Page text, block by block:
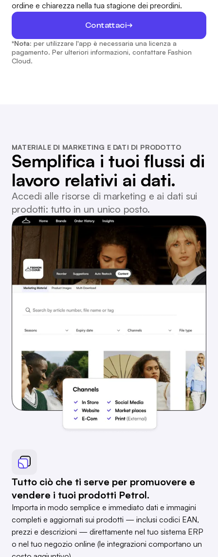
ordine e chiarezza nella tua stagione dei preordini.
Contattaci
*Nota: per utilizzare l'app è necessaria una licenza a
pagamento. Per ulteriori informazioni, contattare Fashion
Cloud.
MATERIALE DI MARKETING E DATI DI PRODOTTO
Semplifica i tuoi flussi di
lavoro relativi ai dati.
Accedi alle risorse di marketing e ai dati sui
prodotti: tutto in un unico posto.
Tutto ciò che ti serve per promuovere e
vendere i tuoi prodotti Petrol.
Importa in modo semplice e immediato dati e immagini
completi e aggiornati sui prodotti — inclusi codici EAN,
prezzi e descrizioni — direttamente nel tuo sistema ERP
o nel tuo negozio online (le integrazioni comportano un